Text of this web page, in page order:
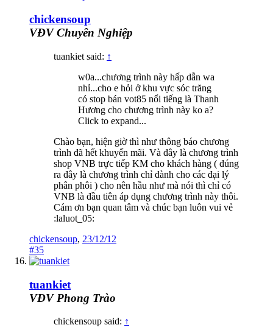
chickensoup
VĐV Chuyên Nghiệp
tuankiet said: ↑
w0a...chương trình này hấp dẫn wa
nhỉ...cho e hỏi ở khu vực sóc trăng
có stop bán vot85 nổi tiếng là Thanh
Hương cho chương trình này ko a?
Click to expand...
Chào bạn, hiện giờ thì như thông báo chương
trình đã hết khuyến mãi. Và đây là chương trình
shop VNB trực tiếp KM cho khách hàng ( đúng
ra đây là chương trình chỉ dành cho các đại lý
phân phôi ) cho nên hầu như mà nói thì chỉ có
VNB là đầu tiên áp dụng chương trình này thôi.
Cám ơn bạn quan tâm và chúc bạn luôn vui vẻ
:laluot_05:
chickensoup, 23/12/12
#35
tuankiet
VĐV Phong Trào
chickensoup said: ↑